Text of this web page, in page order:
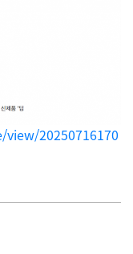
20250716170